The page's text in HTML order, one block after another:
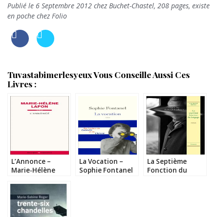
Publié le 6 Septembre 2012 chez Buchet-Chastel, 208 pages, existe
en poche chez Folio
Tuvastabimerlesyeux Vous Conseille Aussi Ces
Livres :
L’Annonce –
Marie-Hélène
La Vocation –
Sophie Fontanel
La Septième
Fonction du